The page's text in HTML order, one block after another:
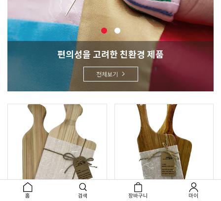
편의성을 고려한 친환경 제품
전체보기
홈 검색 장바구니 마이